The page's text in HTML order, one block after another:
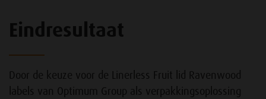
Eindresultaat
Door de keuze voor de Linerless Fruit lid Ravenwood
labels van Optimum Group als verpakkingsoplossing